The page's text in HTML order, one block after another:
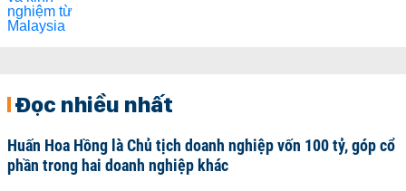
Đọc nhiều nhất
Huấn Hoa Hồng là Chủ tịch doanh nghiệp vốn 100 tỷ, góp cổ
phần trong hai doanh nghiệp khác